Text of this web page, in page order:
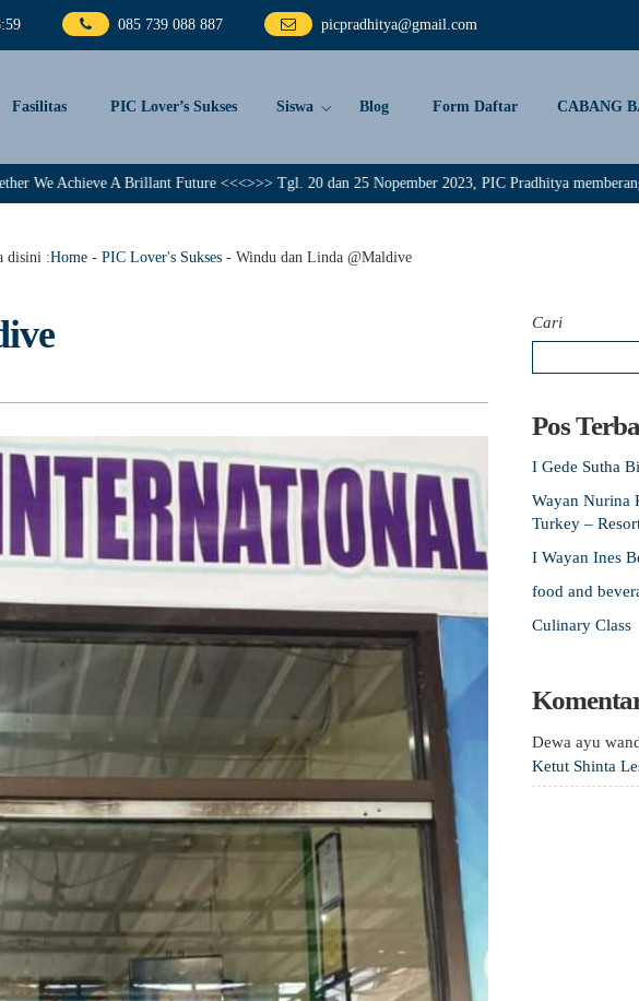
:01 085 739 088 887 picpradhitya@gmail.com
Fasilitas PIC Lover’s Sukses Siswa Blog Form Daftar CABANG
A Brillant Future <<<>>> Tgl. 20 dan 25 Nopember 2023, PIC Pradhitya memberangkatkan 6
disini :Home - PIC Lover's Sukses - Windu dan Linda @Maldive
Cari
Pos
I Gede Sutha
Wayan Nurina
Turkey –
I Wayan Ines
food and
Culinary Class
Dewa ayu
Ketut Shinta